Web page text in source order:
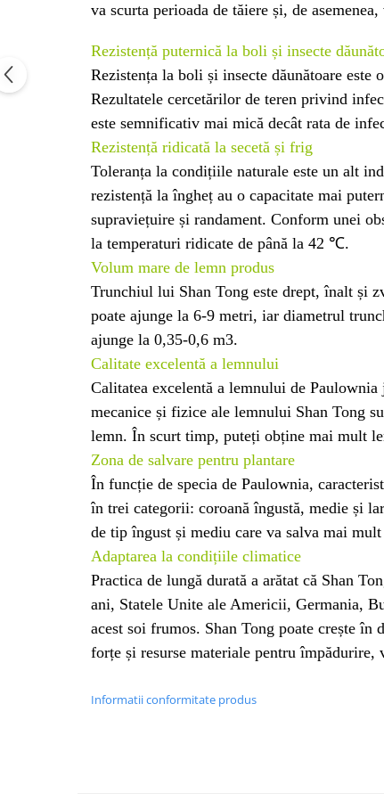
va scurta perioada de tăiere și, de
Rezistență puternică la boli și insecte
Rezistența la boli și insecte dăunătoare
Rezultatele cercetărilor de teren privind
este semnificativ mai mică decât rata de
Rezistență ridicată la secetă și frig
Toleranța la condițiile naturale este un alt
rezistență la îngheț au o capacitate mai
supraviețuire și randament. Conform unei
la temperaturi ridicate de până la 42 ℃.
Volum mare de lemn produs
Trunchiul lui Shan Tong este drept, înalt și
poate ajunge la 6-9 metri, iar diametrul
ajunge la 0,35-0,6 m3.
Calitate excelentă a lemnului
Calitatea excelentă a lemnului de
mecanice și fizice ale lemnului Shan Tong
lemn. În scurt timp, puteți obține mai mult
Zona de salvare pentru plantare
În funcție de specia de Paulownia,
în trei categorii: coroană îngustă, medie și
de tip îngust și mediu care va salva mai
Adaptarea la condițiile climatice
Practica de lungă durată a arătat că Shan
ani, Statele Unite ale Americii, Germania,
acest soi frumos. Shan Tong poate crește
forțe și resurse materiale pentru
Informatii conformitate produs